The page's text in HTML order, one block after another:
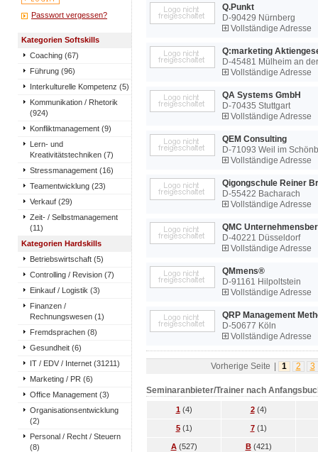
Passwort vergessen?
Kategorien Softskills
Coaching (67)
Führung (96)
Interkulturelle Kompetenz (5)
Kommunikation / Rhetorik
(924)
Konfliktmanagement (9)
Lern- und
Kreativitätstechniken (7)
Stressmanagement (16)
Teamentwicklung (23)
Verkauf (29)
Zeit- / Selbstmanagement
(11)
Kategorien Hardskills
Betriebswirtschaft (5)
Controlling / Revision (7)
Einkauf / Logistik (3)
Finanzen /
Rechnungswesen (1)
Fremdsprachen (8)
Gesundheit (6)
IT / EDV / Internet (31211)
Marketing / PR (6)
Office Management (3)
Organisationsentwicklung
(2)
Personal / Recht / Steuern
(8)
Q.Punkt
D-90429 Nürnberg
Vollständige Adresse
Q:marketing
D-45481 Mülheim an
Vollständige Adresse
QA Systems GmbH
D-70435 Stuttgart
Vollständige Adresse
QEM Consulting
D-71093 Weil im
Vollständige Adresse
Qigongschule Reiner
D-55422 Bacharach
Vollständige Adresse
QMC
D-40221 Düsseldorf
Vollständige Adresse
QMmens®
D-91161 Hilpoltstein
Vollständige Adresse
QRP Management
D-50677 Köln
Vollständige Adresse
Vorherige Seite 1 2 3
Seminaranbieter/Trainer nach
1(4) 2(4)
5(1) 7(1)
A(527) B(421)